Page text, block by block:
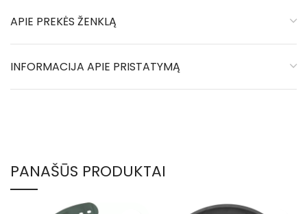
APIE PREKĖS ŽENKLĄ
INFORMACIJA APIE PRISTATYMĄ
PANAŠŪS PRODUKTAI